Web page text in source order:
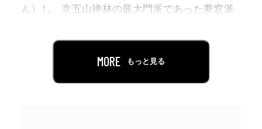
ん）し、京五山禅林の最大門派であった夢窓派
1351）を勧請（かんじょう）開山に迎え、高弟
の春屋妙葩（しゅんおくみょうは、1311～
MORE もっと見る